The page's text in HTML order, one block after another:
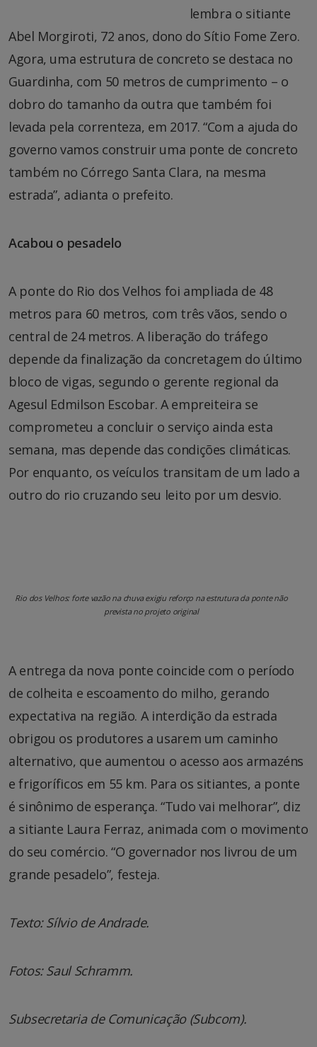
lembra o sitiante
Abel Morgiroti, 72 anos, dono do Sítio Fome Zero.
Agora, uma estrutura de concreto se destaca no
Guardinha, com 50 metros de cumprimento – o
dobro do tamanho da outra que também foi
levada pela correnteza, em 2017. “Com a ajuda do
governo vamos construir uma ponte de concreto
também no Córrego Santa Clara, na mesma
estrada”, adianta o prefeito.
Acabou o pesadelo
A ponte do Rio dos Velhos foi ampliada de 48
metros para 60 metros, com três vãos, sendo o
central de 24 metros. A liberação do tráfego
depende da finalização da concretagem do último
bloco de vigas, segundo o gerente regional da
Agesul Edmilson Escobar. A empreiteira se
comprometeu a concluir o serviço ainda esta
semana, mas depende das condições climáticas.
Por enquanto, os veículos transitam de um lado a
outro do rio cruzando seu leito por um desvio.
Rio dos Velhos: forte vazão na chuva exigiu reforço na estrutura da ponte não
prevista no projeto original
A entrega da nova ponte coincide com o período
de colheita e escoamento do milho, gerando
expectativa na região. A interdição da estrada
obrigou os produtores a usarem um caminho
alternativo, que aumentou o acesso aos armazéns
e frigoríficos em 55 km. Para os sitiantes, a ponte
é sinônimo de esperança. “Tudo vai melhorar”, diz
a sitiante Laura Ferraz, animada com o movimento
do seu comércio. “O governador nos livrou de um
grande pesadelo”, festeja.
Texto: Sílvio de Andrade.
Fotos: Saul Schramm.
Subsecretaria de Comunicação (Subcom).